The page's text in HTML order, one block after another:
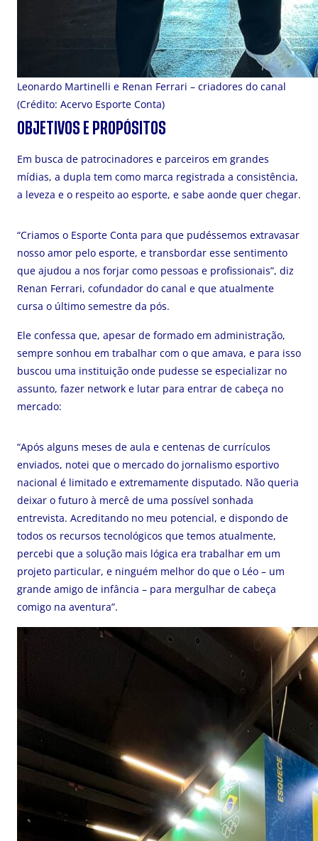
Leonardo Martinelli e Renan Ferrari – criadores do canal
(Crédito: Acervo Esporte Conta)
OBJETIVOS E PROPÓSITOS
Em busca de patrocinadores e parceiros em grandes
mídias, a dupla tem como marca registrada a consistência,
a leveza e o respeito ao esporte, e sabe aonde quer chegar.
“Criamos o Esporte Conta para que pudéssemos extravasar
nosso amor pelo esporte, e transbordar esse sentimento
que ajudou a nos forjar como pessoas e profissionais”, diz
Renan Ferrari, cofundador do canal e que atualmente
cursa o último semestre da pós.
Ele confessa que, apesar de formado em administração,
sempre sonhou em trabalhar com o que amava, e para isso
buscou uma instituição onde pudesse se especializar no
assunto, fazer network e lutar para entrar de cabeça no
mercado:
“Após alguns meses de aula e centenas de currículos
enviados, notei que o mercado do jornalismo esportivo
nacional é limitado e extremamente disputado. Não queria
deixar o futuro à mercê de uma possível sonhada
entrevista. Acreditando no meu potencial, e dispondo de
todos os recursos tecnológicos que temos atualmente,
percebi que a solução mais lógica era trabalhar em um
projeto particular, e ninguém melhor do que o Léo – um
grande amigo de infância – para mergulhar de cabeça
comigo na aventura”.